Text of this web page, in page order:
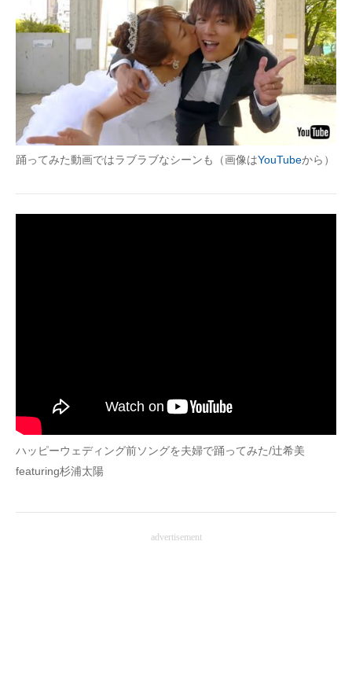
踊ってみた動画ではラブラブなシーンも（画像はYouTubeから）
ハッピーウェディング前ソングを夫婦で踊ってみた/辻希美
featuring杉浦太陽
advertisement